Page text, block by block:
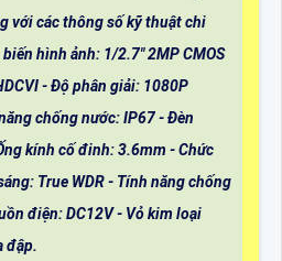
với các thông số kỹ thuật chi
hình ảnh: 1/2.7" 2MP CMOS
- Độ phân giải: 1080P
chống nước: IP67 - Đèn
kính cố đinh: 3.6mm - Chức
True WDR - Tính năng chống
điện: DC12V - Vỏ kim loại
đập.